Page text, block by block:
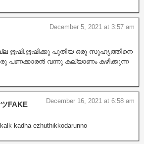
December 5, 2021 at 3:57 am
ഋഷി.ഋഷിക്കു പുതിയ ഒരു സുഹൃത്തിനെ
പണക്കാരൻ വന്നു കല്യാണം കഴിക്കുന്ന
FAKE December 16, 2021 at 6:58 am
kadha ezhuthikkodarunno